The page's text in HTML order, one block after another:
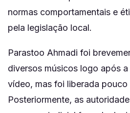
normas comportamentais e
pela legislação local.
Parastoo Ahmadi foi
diversos músicos logo após
vídeo, mas foi liberada pouco
Posteriormente, as